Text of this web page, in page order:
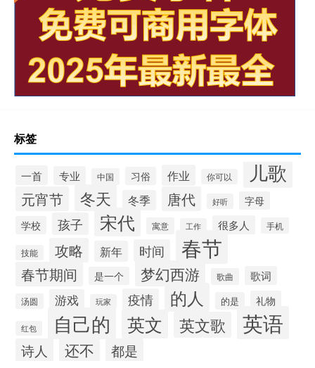
标签
一首 专业 中国 习俗 作业 你可以 儿歌
元宵节 冬天 冬季 唐代 好听
字母
学校
孩子 宋代 寓意 工作 很多人 手机
技能 攻略 新年 时间 春节
春节期间 是一个 梦幻西游 歌曲 歌词
汤圆 游戏 玩家 疫情 的人 的是 礼物
红包 自己的 英文 英文歌 英语
诗人 还不 都是